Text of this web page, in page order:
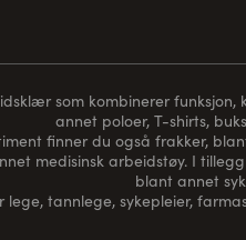
som kombinerer
annet poloer, T-shirts,
finner du også frakker,
medisinsk arbeidstøy. I
blant annet
lege, tannlege, sykepleier,